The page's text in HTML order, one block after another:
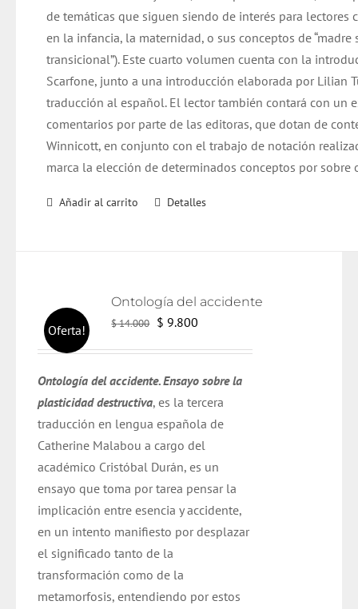
de temáticas que siguen siendo de interés para
en la infancia, la maternidad, o sus conceptos de “madre
transicional”). Este cuarto volumen cuenta con la
Scarfone, junto a una introducción elaborada por Lilian
traducción al español. El lector también contará con un
comentarios por parte de las editoras, que dotan de
Winnicott, en conjunto con el trabajo de notación
marca la elección de determinados conceptos por sobre
Añadir al carrito Detalles
Oferta!
Ontología del accidente
$14.000 El
era:
$ 14.000.
$ 9.800
es:
$ 9.800.
Ontología del accidente. Ensayo sobre la
plasticidad destructiva, es la tercera
traducción en lengua española de
Catherine Malabou a cargo del
académico Cristóbal Durán, es un
ensayo que toma por tarea pensar la
implicación entre esencia y accidente,
en un intento manifiesto por desplazar
el significado tanto de la
transformación como de la
metamorfosis, entendiendo por estos